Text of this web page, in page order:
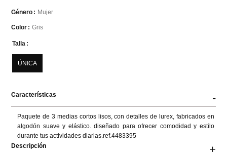
Género Mujer
Color Gris
Talla
ÚNICA
Características -
Paquete de 3 medias cortos lisos, con detalles de lurex, fabricados en
algodón suave y elástico. diseñado para ofrecer comodidad y estilo
durante tus actividades diarias.ref.4483395
Descripción
+